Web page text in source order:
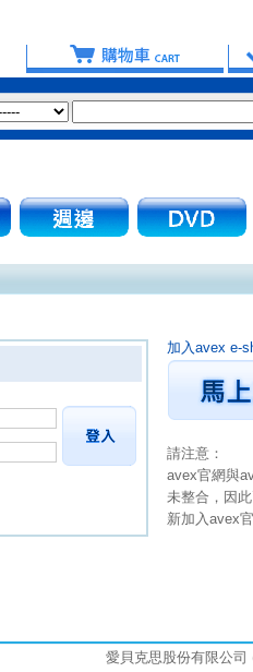
加入avex e-
請注意：
avex官網與
未整合，因
新加入avex
愛貝克思股份有限公